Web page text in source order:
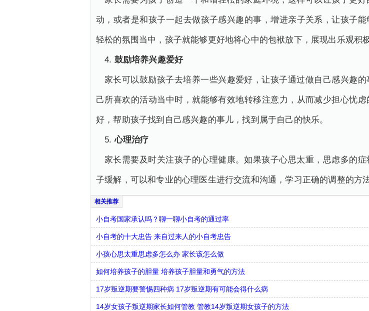
动，或者是和孩子一起去做孩子感兴趣的事，增进亲子关系，让孩子
轻松的氛围当中，孩子就能够更好地将心中的包袱放下，展现出乐观积
4. 鼓励培养兴趣爱好
家长可以鼓励孩子去培养一些兴趣爱好，让孩子通过做自己感兴趣
己所喜欢的活动当中时，就能够有效地转移注意力，从而减少担心忧
好，帮助孩子找到自己感兴趣的事儿，找到属于自己的快乐。
5.心理治疗
家长需要及时关注孩子的心理健康。如果孩子心思太重，思虑多的
子缓解，可以和专业的心理医生进行交流和沟通，学习正确的调整的方
小自考国家承认吗？聊一聊小自考的通过率
小自考的十大忠告 来自过来人的小自考忠告
小孩心思太重思虑多怎么办 家长该怎么做
如何培养孩子的胆量 培养孩子胆量和勇气的方法
17岁叛逆期要警惕四种病 17岁叛逆期有可能会得什么病
14岁女孩子叛逆期家长如何管教 管教14岁叛逆期女孩子的方法